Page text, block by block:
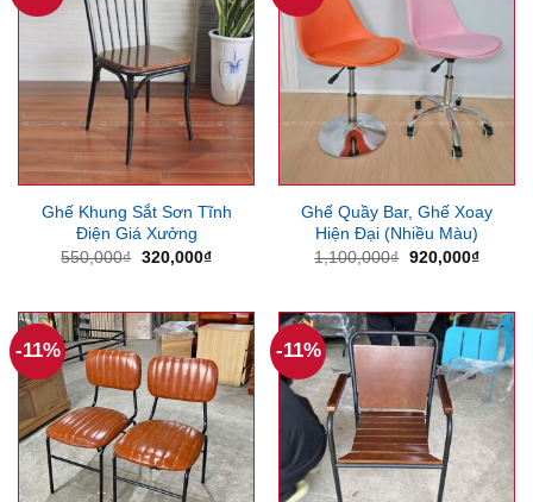
Ghế Khung Sắt Sơn Tĩnh
Điện Giá Xưởng
550,000₫ Giá
320,000₫Giá
320,000₫.
Ghế Quầy Bar, Ghế Xoay
Hiện Đại (Nhiều Màu)
1,100,000₫ Giá
920,000₫Giá
-11% -11%